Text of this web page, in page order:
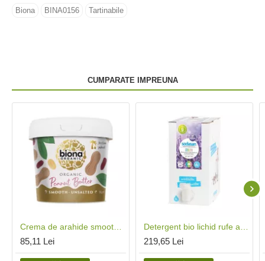
Biona BINA0156 Tartinabile
CUMPARATE IMPREUNA
85,11 Lei 219,65 Lei